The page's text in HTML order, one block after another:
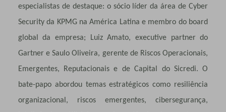
especialistas de destaque: o sócio líder da área de Cyber
Security da KPMG na América Latina e membro do board
global da empresa; Luiz Amato, executive partner do
Gartner e Saulo Oliveira, gerente de Riscos Operacionais,
Emergentes, Reputacionais e de Capital do Sicredi. O
bate-papo abordou temas estratégicos como resiliência
organizacional, riscos emergentes, cibersegurança,